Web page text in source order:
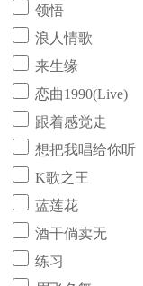
领悟
浪人情歌
来生缘
恋曲1990(Live)
跟着感觉走
想把我唱给你听
K歌之王
蓝莲花
酒干倘卖无
练习